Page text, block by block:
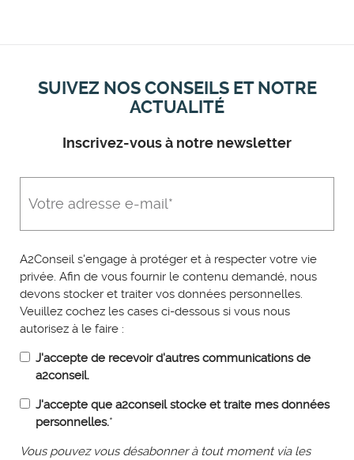
SUIVEZ NOS CONSEILS ET NOTRE
ACTUALITÉ
Inscrivez-vous à notre newsletter
A2Conseil s'engage à protéger et à respecter votre vie
privée. Afin de vous fournir le contenu demandé, nous
devons stocker et traiter vos données personnelles.
Veuillez cochez les cases ci-dessous si vous nous
autorisez à le faire :
J'accepte de recevoir d'autres communications de
a2conseil.
J'accepte que a2conseil stocke et traite mes données
personnelles.*
Vous pouvez vous désabonner à tout moment via les